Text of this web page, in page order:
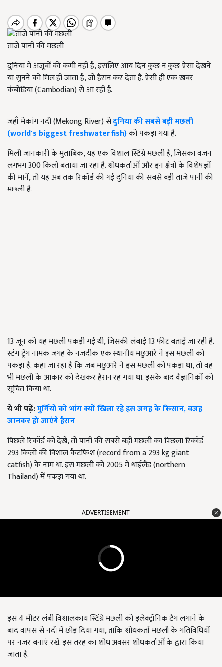
ताजे पानी की मछली
दुनिया में अजूबों की कमी नहीं है, इसलिए आय दिन कुछ न कुछ ऐसा देखने
या सुनने को मिल ही जाता है, जो हैरान कर देता है. ऐसी ही एक खबर
कंबोडिया (Cambodian) से आ रही है.
जहाँ मेकांग नदी (Mekong River) सेदुनिया की सबसे बड़ी मछली
(world's biggest freshwater fish)को पकड़ा गया है.
मिली जानकारी के मुताबिक, यह एक विशाल स्टिंग्रे मछली है, जिसका वजन
लगभग 300 किलो बताया जा रहा है. शोधकर्ताओं और इन क्षेत्रों के विशेषज्ञों
की मानें, तो यह अब तक रिकॉर्ड की गई दुनिया की सबसे बड़ी ताजे पानी की
मछली है.
13 जून को यह मछली पकड़ी गई थी, जिसकी लंबाई 13 फीट बताई जा रही है.
स्टंग ट्रेंग नामक जगह के नजदीक एक स्थानीय मछुआरे ने इस मछली को
पकड़ा है. कहा जा रहा है कि जब मछुआरे ने इस मछली को पकड़ा था, तो वह
भी मछली के आकार को देखकर हैरान रह गया था. इसके बाद वैज्ञानिकों को
सूचित किया था.
ये भी पढ़ें:मुर्गियों को भांग क्यों खिला रहे इस जगह के किसान, वजह
जानकर हो जाएंगे हैरान
पिछले रिकॉर्ड को देखें, तो पानी की सबसे बड़ी मछली का पिछला रिकॉर्ड
293 किलो की विशाल कैटफिश (record from a 293 kg giant
catfish) के नाम था. इस मछली को 2005 में थाईलैंड (northern
Thailand) में पकड़ा गया था.
ADVERTISEMENT
इस 4 मीटर लंबी विशालकाय स्टिंग्रे मछली को इलेक्ट्रॉनिक टैग लगाने के
बाद वापस से नदी में छोड़ दिया गया, ताकि शोधकर्ता मछली के गतिविधियों
पर नजर बनाएं रखें. इस तरह का शोध अक्सर शोधकर्ताओं के द्वारा किया
जाता है.